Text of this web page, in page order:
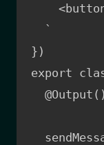
  `
})
export